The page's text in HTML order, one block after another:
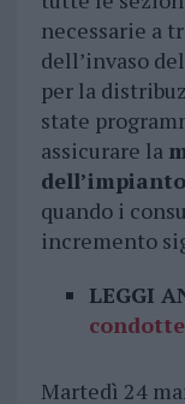
necessarie a
dell’invaso
per la
state
assicurare la
dell’impianto
quando i
incremento
LEGGI
Martedì 24